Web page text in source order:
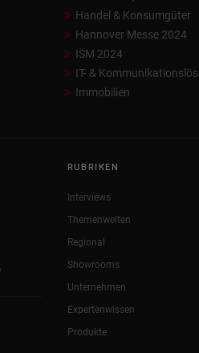
Handel & Konsumgüter
Hannover Messe 2024
ISM 2024
IT- &
Immobilien
RUBRIKEN
Interviews
Themenwelten
Regional
Showrooms
Unternehmen
Expertenwissen
Produkte